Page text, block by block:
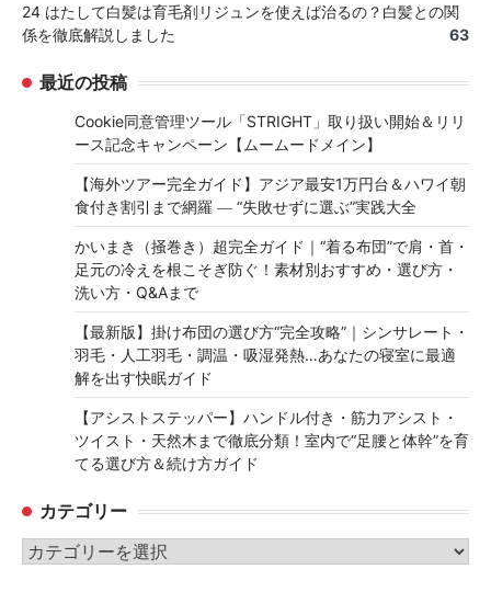
24 はたして白髪は育毛剤リジュンを使えば治るの？白髪との関
係を徹底解説しました
63
最近の投稿
Cookie同意管理ツール「STRIGHT」取り扱い開始＆リリ
ース記念キャンペーン【ムームードメイン】
【海外ツアー完全ガイド】アジア最安1万円台＆ハワイ朝
食付き割引まで網羅 ― “失敗せずに選ぶ”実践大全
かいまき（掻巻き）超完全ガイド｜“着る布団”で肩・首・
足元の冷えを根こそぎ防ぐ！素材別おすすめ・選び方・
洗い方・Q&Aまで
【最新版】掛け布団の選び方“完全攻略”｜シンサレート・
羽毛・人工羽毛・調温・吸湿発熱…あなたの寝室に最適
解を出す快眠ガイド
【アシストステッパー】ハンドル付き・筋力アシスト・
ツイスト・天然木まで徹底分類！室内で“足腰と体幹”を育
てる選び方＆続け方ガイド
カテゴリー
カ